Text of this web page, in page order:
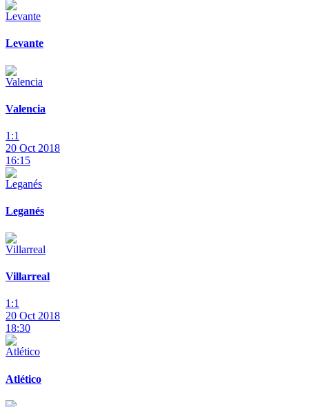
Levante
Valencia
1:1
20 Oct 2018
16:15
Leganés
Villarreal
1:1
20 Oct 2018
18:30
Atlético